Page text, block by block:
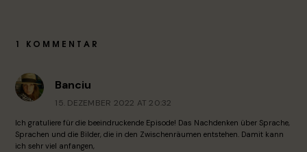
1 KOMMENTAR
Banciu
15. DEZEMBER 2022 AT 20:32
Ich gratuliere für die beeindruckende Episode! Das Nachdenken über Sprache,
Sprachen und die Bilder, die in den Zwischenräumen entstehen. Damit kann
ich sehr viel anfangen,